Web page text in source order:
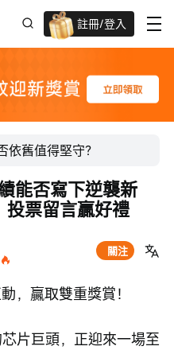
註冊/登入
迎新驚喜賞 股票/BTC等任你揀!
依舊值得堅守？
關注
能否寫下逆襲新
投票留言贏好禮
，贏取雙重獎賞！
片巨頭，正迎來一場至